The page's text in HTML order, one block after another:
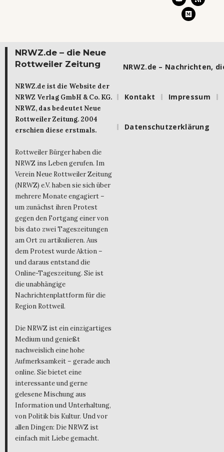
NRWZ.de – die Neue
Rottweiler Zeitung
NRWZ.de ist die Website der
NRWZ Verlag GmbH & Co. KG.
NRWZ, das bedeutet Neue
Rottweiler Zeitung. 2004
erschien diese erstmals.
Rottweiler Bürger haben die
NRWZ ins Leben gerufen. Im
Verein Neue Rottweiler Zeitung
(NRWZ) e.V. haben sie sich über
mehrere Monate engagiert –
um zunächst ihren Protest
gegen den Fortgang einer von
bis dato zwei Tageszeitungen
am Ort zu artikulieren. Aus
dem Protest wurde Aktion –
und daraus entstand die
Online-Tageszeitung. Sie ist
die unabhängige
Nachrichtenplattform für die
Region Rottweil.
Die NRWZ ist ein einzigartiges
Medium und genießt
nachweislich eine hohe
Aufmerksamkeit – gerade auch
online. Sie bietet eine
interessante und gerne
gelesene Mischung aus
Information und Unterhaltung,
von Politik bis Kultur. Und vor
allen Dingen: Die NRWZ ist
einfach mit Liebe gemacht.
NRWZ.de – Nachrichten,
Kontakt Impressum
Datenschutzerklärung